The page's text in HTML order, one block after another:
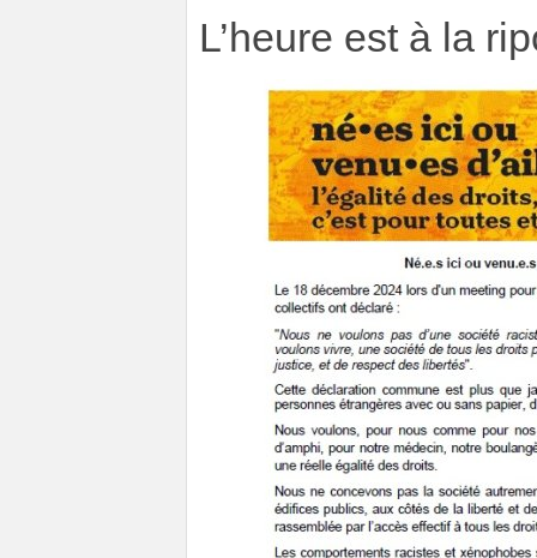
L’heure est à la